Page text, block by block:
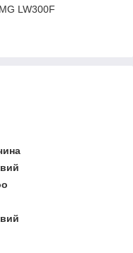
LW300F